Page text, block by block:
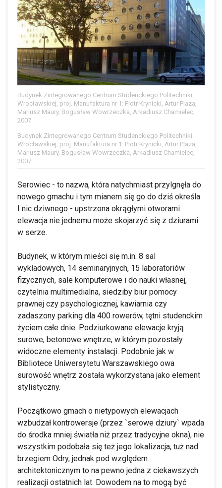
Budynek Zintegrowanego Centrum Studenckiego Politechniki
Wrocławskiej, proj. Manufaktura nr 1: Piotr Krynicki, Artur Plaza,
Mariusz Maury, Bogusław Wowrzeczka, Arkadiusz Chamielec,
2007
Budynek Zintegrowanego Centrum Studenckiego Politechniki
Wrocławskiej, proj. Manufaktura nr 1: Piotr Krynicki, Artur Plaza,
Mariusz Maury, Bogusław Wowrzeczka, Arkadiusz Chamielec,
2007
Serowiec - to nazwa, która natychmiast przylgnęła do
nowego gmachu i tym mianem się go do dziś określa.
I nic dziwnego - upstrzona okrągłymi otworami
elewacja nie jednemu może skojarzyć się z dziurami
w serze.
Budynek, w którym mieści się m.in. 8 sal
wykładowych, 14 seminaryjnych, 15 laboratoriów
fizycznych, sale komputerowe i do nauki własnej,
czytelnia multimedialna, siedziby biur pomocy
prawnej czy psychologicznej, kawiarnia czy
zadaszony parking dla 400 rowerów, tętni studenckim
życiem całe dnie. Podziurkowane elewacje kryją
surowe, betonowe wnętrze, w którym pozostały
widoczne elementy instalacji. Podobnie jak w
Bibliotece Uniwersytetu Warszawskiego owa
surowość wnętrz została wykorzystana jako element
stylistyczny.
Początkowo gmach o nietypowych elewacjach
wzbudzał kontrowersje (przez `serowe dziury` wpada
do środka mniej światła niż przez tradycyjne okna), nie
wszystkim podobała się też jego lokalizacja, tuż nad
brzegiem Odry, jednak pod względem
architektonicznym to na pewno jedna z ciekawszych
realizacji ostatnich lat. Dowodem na to mogą być